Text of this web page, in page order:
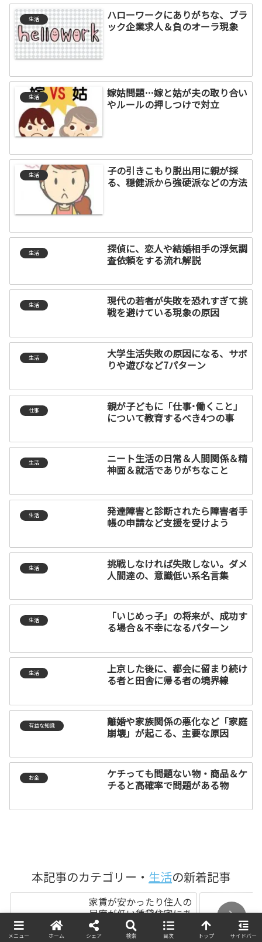
生活
ハローワークにありがちな、ブラ
ック企業求人＆負のオーラ現象
生活
嫁姑問題…嫁と姑が夫の取り合い
やルールの押しつけで対立
生活
子の引きこもり脱出用に親が採
る、穏健派から強硬派などの方法
生活
探偵に、恋人や結婚相手の浮気調
査依頼をする流れ解説
生活
現代の若者が失敗を恐れすぎて挑
戦を避けている現象の原因
生活
大学生活失敗の原因になる、サボ
りや遊びなど7パターン
仕事
親が子どもに「仕事･働くこと」
について教育するべき4つの事
生活
ニート生活の日常＆人間関係＆精
神面＆就活でありがちなこと
生活
発達障害と診断されたら障害者手
帳の申請など支援を受けよう
生活
挑戦しなければ失敗しない。ダメ
人間達の、意識低い系名言集
生活
「いじめっ子」の将来が、成功す
る場合＆不幸になるパターン
生活
上京した後に、都会に留まり続け
る者と田舎に帰る者の境界線
有益な知識
離婚や家族関係の悪化など「家庭
崩壊」が起こる、主要な原因
お金
ケチっても問題ない物・商品＆ケ
チると高確率で問題がある物
本記事のカテゴリー・ 生活の新着記事
家賃が安かったり住人の
民度が低い賃貸住宅にあ
りがちなこと
メニュー ホーム シェア 検索 目次 トップ サイドバー